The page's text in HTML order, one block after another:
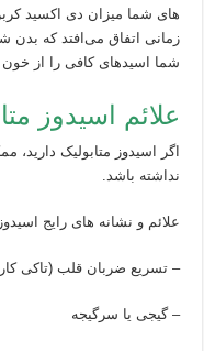
های شما میزان دی اکسید
زمانی اتفاق می‌افتد که بدن
شما اسیدهای کافی را از
علائم اسیدوز
اگر اسیدوز متابولیک
نداشته باشد.
علائم و نشانه های رایج
– تسریع ضربان قلب (تاکی
– گیجی یا سرگیجه